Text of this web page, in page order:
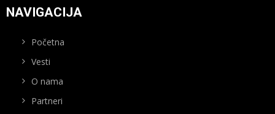
NAVIGACIJA
Početna
Vesti
O nama
Partneri